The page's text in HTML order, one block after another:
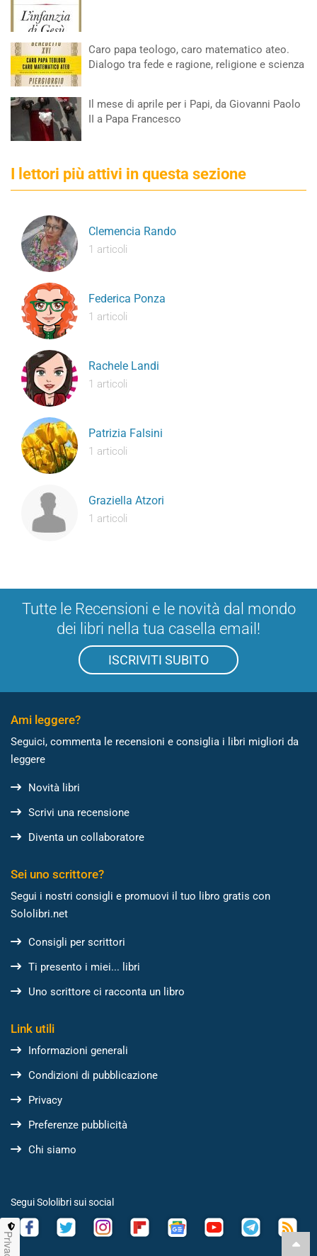
Caro papa teologo, caro matematico ateo.
Dialogo tra fede e ragione, religione e scienza
Il mese di aprile per i Papi, da Giovanni Paolo
II a Papa Francesco
I lettori più attivi in questa sezione
Clemencia Rando
1 articoli
Federica Ponza
1 articoli
Rachele Landi
1 articoli
Patrizia Falsini
1 articoli
Graziella Atzori
1 articoli
Tutte le Recensioni e le novità dal mondo
dei libri nella tua casella email!
ISCRIVITI SUBITO
Ami leggere?
Seguici, commenta le recensioni e consiglia i libri migliori da
leggere
Novità libri
Scrivi una recensione
Diventa un collaboratore
Sei uno scrittore?
Segui i nostri consigli e promuovi il tuo libro gratis con
Sololibri.net
Consigli per scrittori
Ti presento i miei... libri
Uno scrittore ci racconta un libro
Link utili
Informazioni generali
Condizioni di pubblicazione
Privacy
Preferenze pubblicità
Chi siamo
Segui Sololibri sui social
Privacy